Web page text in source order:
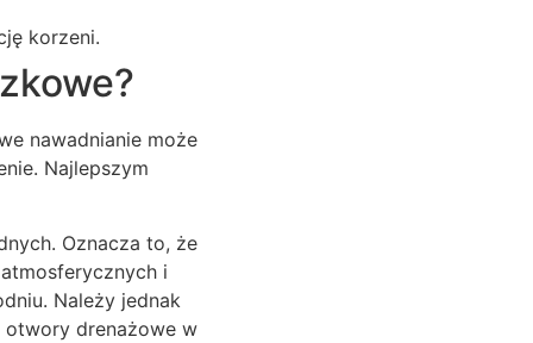
korzeni.
nawadnianie może
Najlepszym
Oznacza to, że
i
Należy jednak
otwory drenażowe w